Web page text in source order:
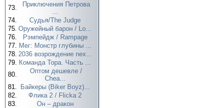
73.
Приключения Петрова
...
74.
Судья/The Judge
75. Оружейный барон / Lo...
76.
Рэмпейдж / Rampage
77. Мег: Монстр глубины ...
78. 2036 возрождение nex...
79. Команда Тора. Часть ...
80.
Оптом дешевле /
Chea...
81.
Байкеры (Biker Boyz)...
82.
Флика 2 / Flicka 2
83.
Он – дракон